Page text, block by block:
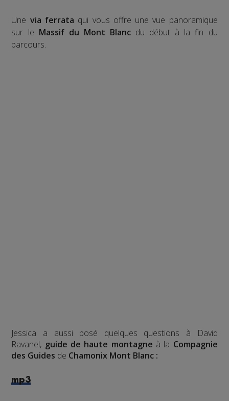
Une via ferrata qui vous offre une vue panoramique
sur le Massif du Mont Blancdu début à la fin du
parcours.
Jessica a aussi posé quelques questions à David
Ravanel, guide de haute montagne à la Compagnie
des Guides de Chamonix Mont Blanc :
mp3